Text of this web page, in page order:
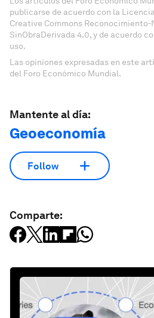
publicarse de acuerdo con la
Creative Commons Reconocimiento-
SinObraDerivada 4.0, y de acuerdo
uso.
Las opiniones expresadas en este
del Foro Económico Mundial.
Mantente al día:
Geoeconomía
Follow
Comparte: